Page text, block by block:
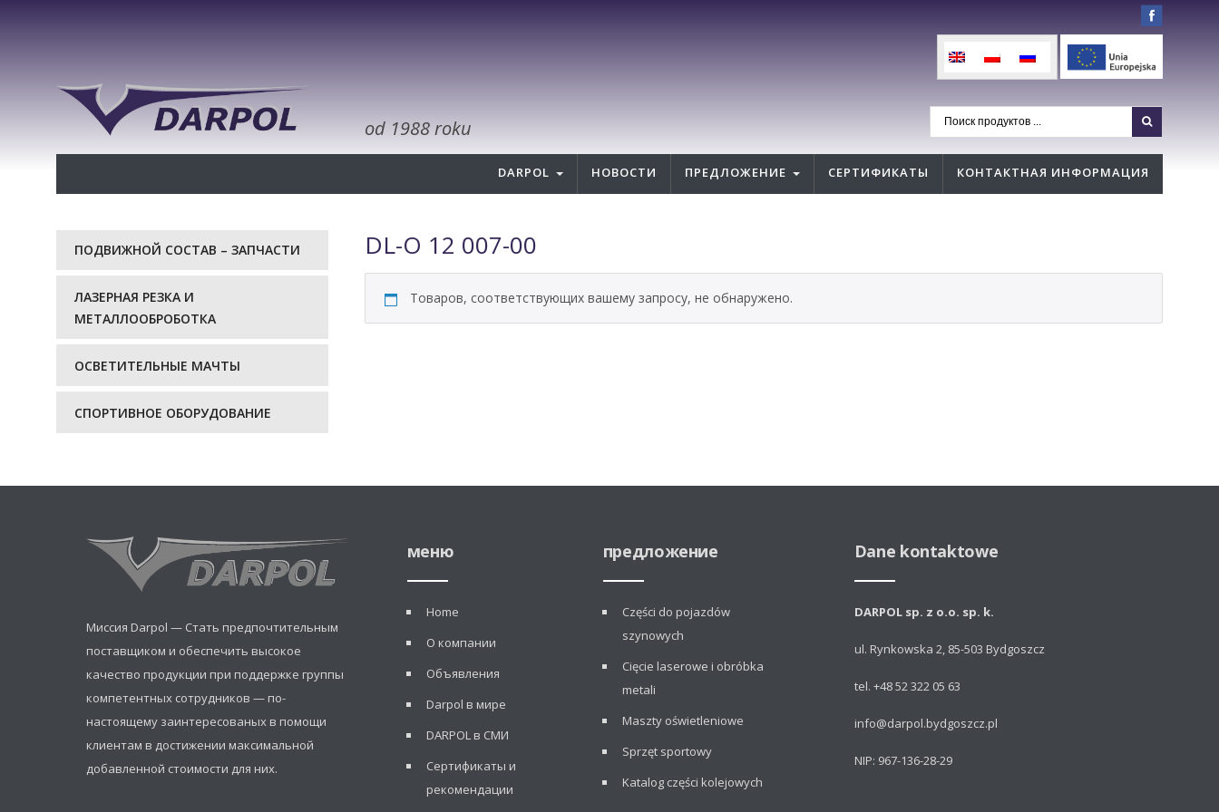
od 1988 roku
DARPOL НОВОСТИ ПРЕДЛОЖЕНИЕ СЕРТИФИКАТЫ КОНТАКТНАЯ ИНФОРМАЦИЯ
DL-O 12 007-00
Товаров, соответствующих вашему запросу, не обнаружено.
ПОДВИЖНОЙ СОСТАВ – ЗАПЧАСТИ
ЛАЗЕРНАЯ РЕЗКА И
МЕТАЛЛООБРОБОТКА
ОСВЕТИТЕЛЬНЫЕ МАЧТЫ
СПОРТИВНОЕ ОБОРУДОВАНИЕ
Миссия Darpol — Стать предпочтительным
поставщиком и обеспечить высокое
качество продукции при поддержке группы
компетентных сотрудников — по-
настоящему заинтересованых в помощи
клиентам в достижении максимальной
добавленной стоимости для них.
меню
Home
О компании
Объявления
Darpol в мире
DARPOL в СМИ
Сертификаты и
рекомендации
предложение
Części do pojazdów
szynowych
Cięcie laserowe i obróbka
metali
Maszty oświetleniowe
Sprzęt sportowy
Katalog części kolejowych
Dane kontaktowe
DARPOL sp. z o.o. sp. k.
ul. Rynkowska 2, 85-503 Bydgoszcz
tel. +48 52 322 05 63
info@darpol.bydgoszcz.pl
NIP: 967-136-28-29